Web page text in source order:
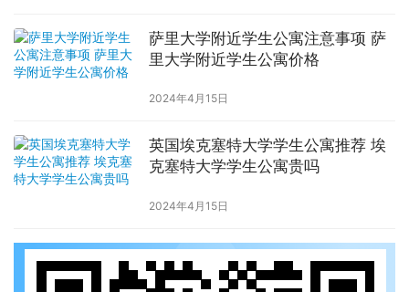
萨里大学附近学生公寓注意事项 萨
里大学附近学生公寓价格
2024年4月15日
英国埃克塞特大学学生公寓推荐 埃
克塞特大学学生公寓贵吗
2024年4月15日